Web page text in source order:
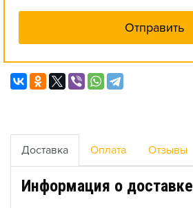
Доставка Оплата Отзывы
Информация о доставке